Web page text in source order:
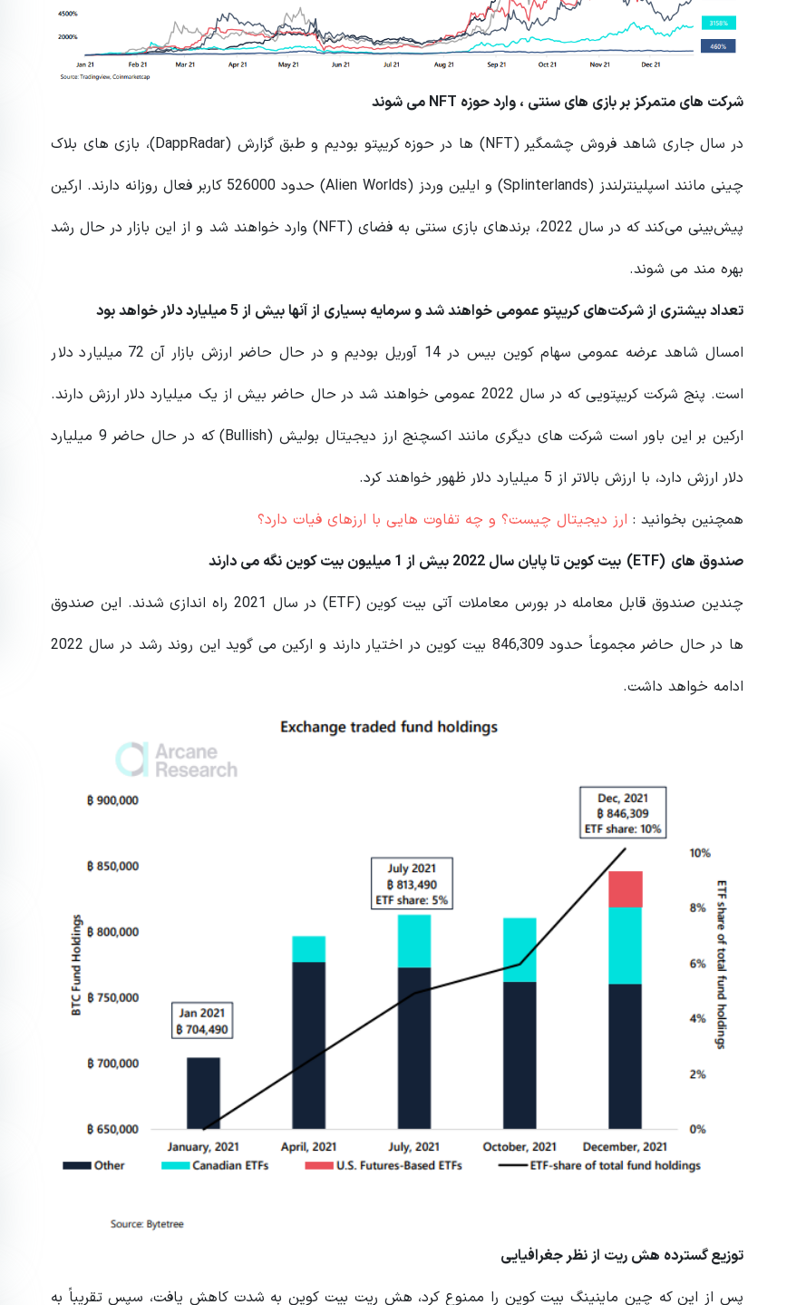
شرکت های متمرکز بر بازی های سنتی ، وارد حوزه
می شوند
در سال جاری شاهد فروش چشمگیر (NFT) ها در حوزه کریپتو بودیم و طبق گزارش (DappRadar)، بازی های بلاک
چینی مانند اسپلینترلندز (Splinterlands) و ایلین وردز (Alien Worlds) حدود 526000 کاربر فعال روزانه دارند. ارکین
پیش‌بینی می‌کند که در سال 2022، برندهای بازی سنتی به فضای (NFT) وارد خواهند شد و از این بازار در حال رشد
بهره مند می شوند.
تعداد بیشتری از شرکت‌های کریپتو عمومی خواهند شد و سرمایه بسیاری از آنها بیش از 5 میلیارد دلار خواهد بود
امسال شاهد عرضه عمومی سهام کوین بیس در 14 آوریل بودیم و در حال حاضر ارزش بازار آن 72 میلیارد دلار
است. پنج شرکت کریپتویی که در سال 2022 عمومی خواهند شد در حال حاضر بیش از یک میلیارد دلار ارزش دارند.
ارکین بر این باور است شرکت های دیگری مانند اکسچنج ارز دیجیتال بولیش (Bullish) که در حال حاضر 9 میلیارد
دلار ارزش دارد، با ارزش بالاتر از 5 میلیارد دلار ظهور خواهند کرد.
همچنین بخوانید : ارز دیجیتال چیست؟ و چه تفاوت هایی با ارزهای فیات دارد؟
صندوق های (
ETF
) بیت کوین تا پایان سال 2022 بیش از 1 میلیون بیت کوین نگه می دارند
چندین صندوق قابل معامله در بورس معاملات آتی بیت کوین (ETF) در سال 2021 راه اندازی شدند. این صندوق
ها در حال حاضر مجموعاً حدود 846,309 بیت کوین در اختیار دارند و ارکین می گوید این روند رشد در سال 2022
ادامه خواهد داشت.
توزیع گسترده هش ریت از نظر جغرافیایی
پس از این که چین ماینینگ بیت کوین را ممنوع کرد، هش ریت بیت کوین به شدت کاهش یافت، سپس تقریباً به